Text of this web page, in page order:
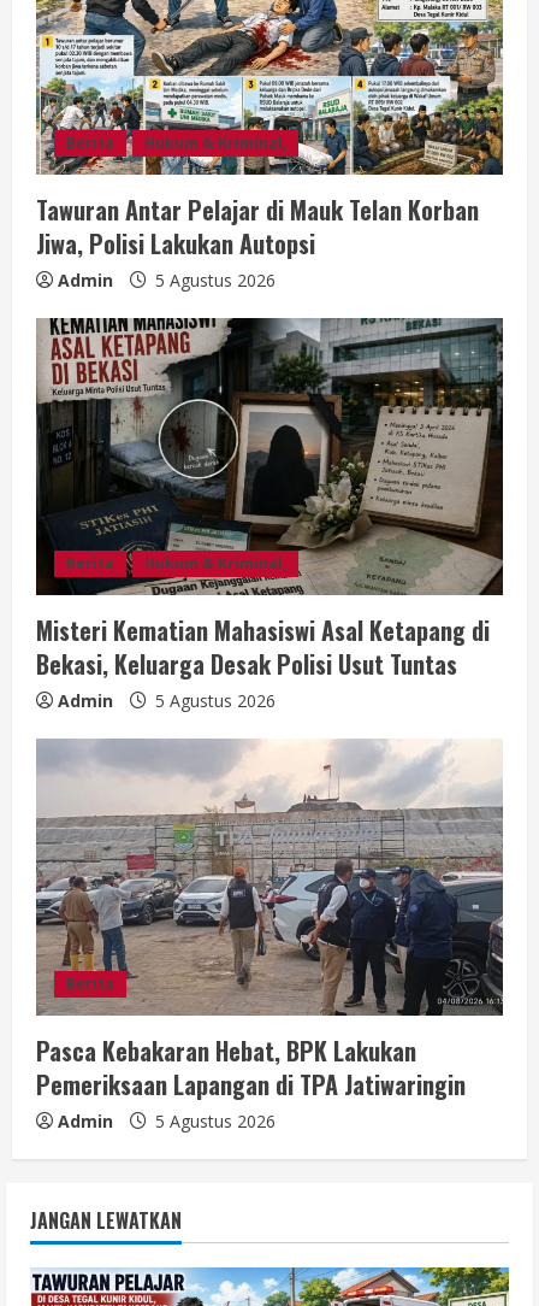
a
d
i
n
g
Berita Hukum & Kriminal,
Tawuran Antar Pelajar di Mauk Telan Korban
Jiwa, Polisi Lakukan Autopsi
Admin 5 Agustus 2026
Berita Hukum & Kriminal,
Misteri Kematian Mahasiswi Asal Ketapang di
Bekasi, Keluarga Desak Polisi Usut Tuntas
Admin 5 Agustus 2026
Berita
Pasca Kebakaran Hebat, BPK Lakukan
Pemeriksaan Lapangan di TPA Jatiwaringin
Admin 5 Agustus 2026
JANGAN LEWATKAN